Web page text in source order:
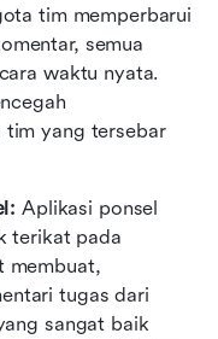
tim memperbarui
semua
waktu nyata.
tim yang tersebar
Aplikasi ponsel
terikat pada
membuat,
tugas dari
sangat baik